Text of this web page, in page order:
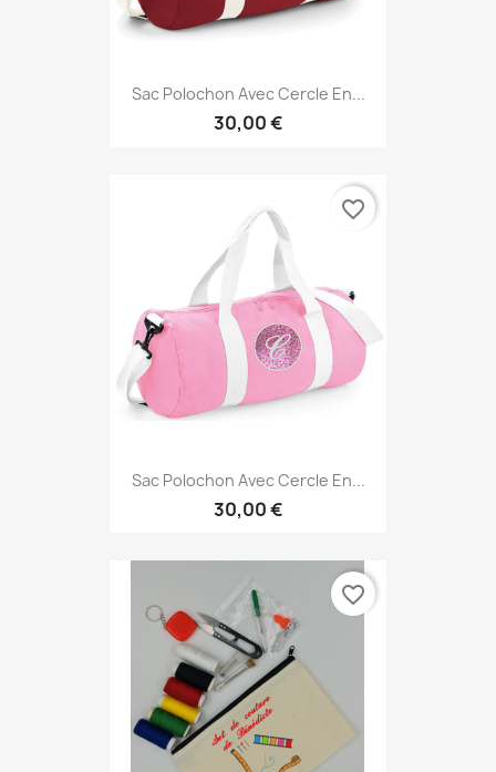
Sac Polochon Avec Cercle En...
30,00 €
Sac Polochon Avec Cercle En...
30,00 €
favorite_border
favorite_border